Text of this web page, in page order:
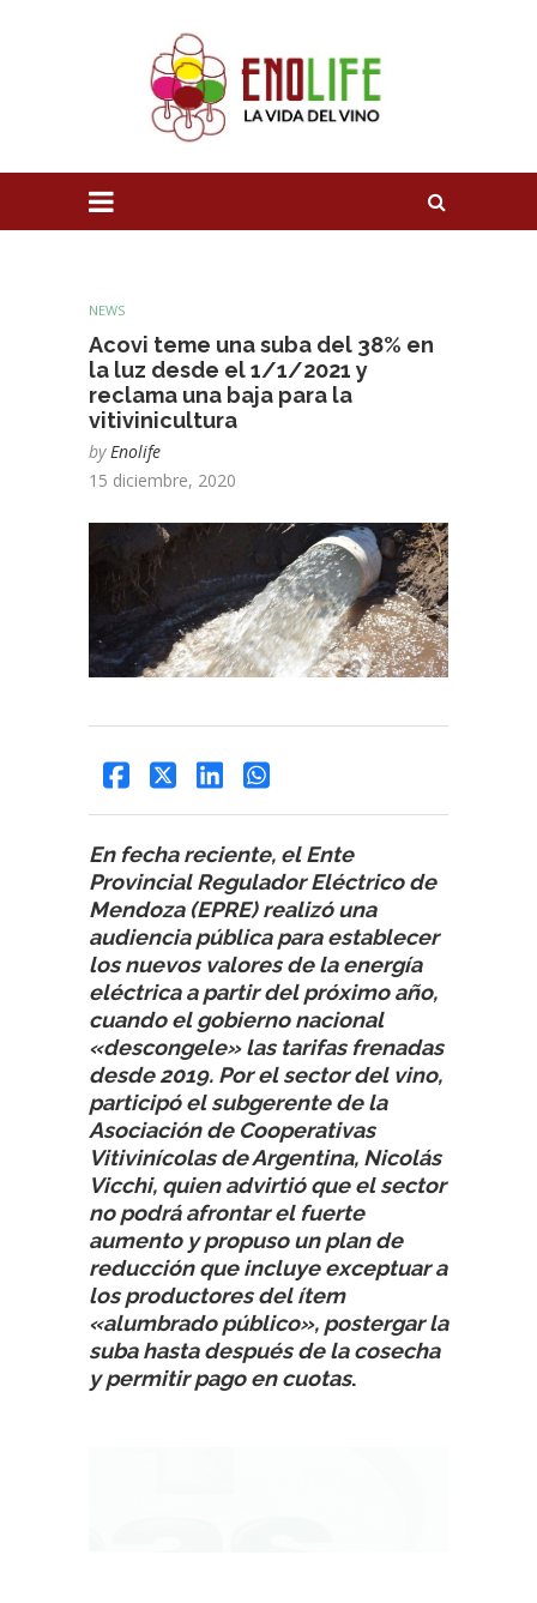
NEWS
Acovi teme una suba del 38% en
la luz desde el 1/1/2021 y
reclama una baja para la
vitivinicultura
by Enolife
15 diciembre, 2020
En fecha reciente, el Ente
Provincial Regulador Eléctrico de
Mendoza (EPRE) realizó una
audiencia pública para establecer
los nuevos valores de la energía
eléctrica a partir del próximo año,
cuando el gobierno nacional
«descongele» las tarifas frenadas
desde 2019. Por el sector del vino,
participó el subgerente de la
Asociación de Cooperativas
Vitivinícolas de Argentina, Nicolás
Vicchi, quien advirtió que el sector
no podrá afrontar el fuerte
aumento y propuso un plan de
reducción que incluye exceptuar a
los productores del ítem
«alumbrado público», postergar la
suba hasta después de la cosecha
y permitir pago en cuotas.